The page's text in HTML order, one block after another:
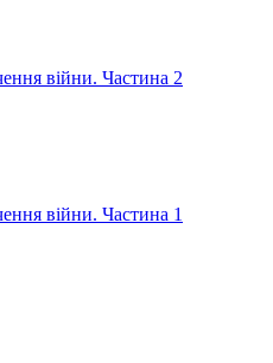
війни. Частина 2
війни. Частина 1